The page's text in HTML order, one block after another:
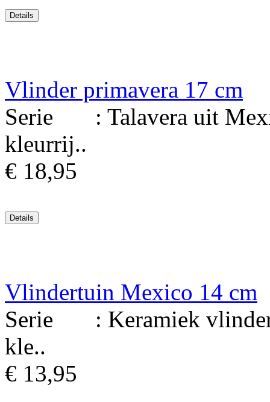
Vlinder primavera 17 cm
Serie : Talavera uit
kleurrij..
€ 18,95
Vlindertuin Mexico 14 cm
Serie : Keramiek vlinder
kle..
€ 13,95